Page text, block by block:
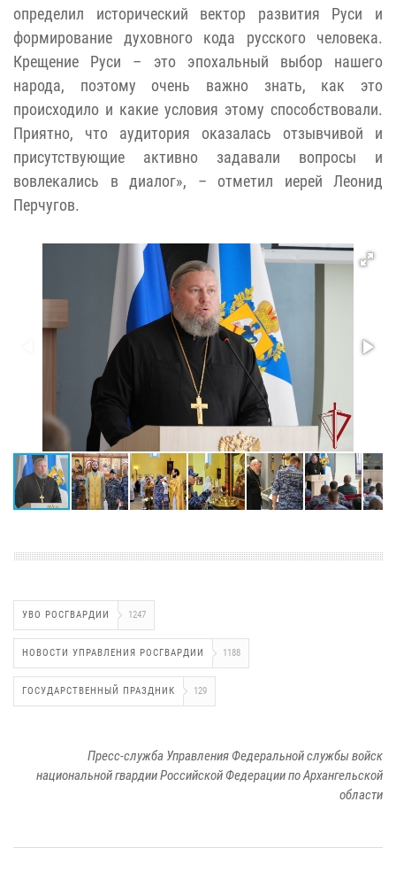
определил исторический вектор развития Руси и
формирование духовного кода русского человека.
Крещение Руси – это эпохальный выбор нашего
народа, поэтому очень важно знать, как это
происходило и какие условия этому способствовали.
Приятно, что аудитория оказалась отзывчивой и
присутствующие активно задавали вопросы и
вовлекались в диалог», – отметил иерей Леонид
Перчугов.
УВО РОСГВАРДИИ 1247
НОВОСТИ УПРАВЛЕНИЯ РОСГВАРДИИ 1188
ГОСУДАРСТВЕННЫЙ ПРАЗДНИК 129
Пресс-служба Управления Федеральной службы войск
национальной гвардии Российской Федерации по Архангельской
области